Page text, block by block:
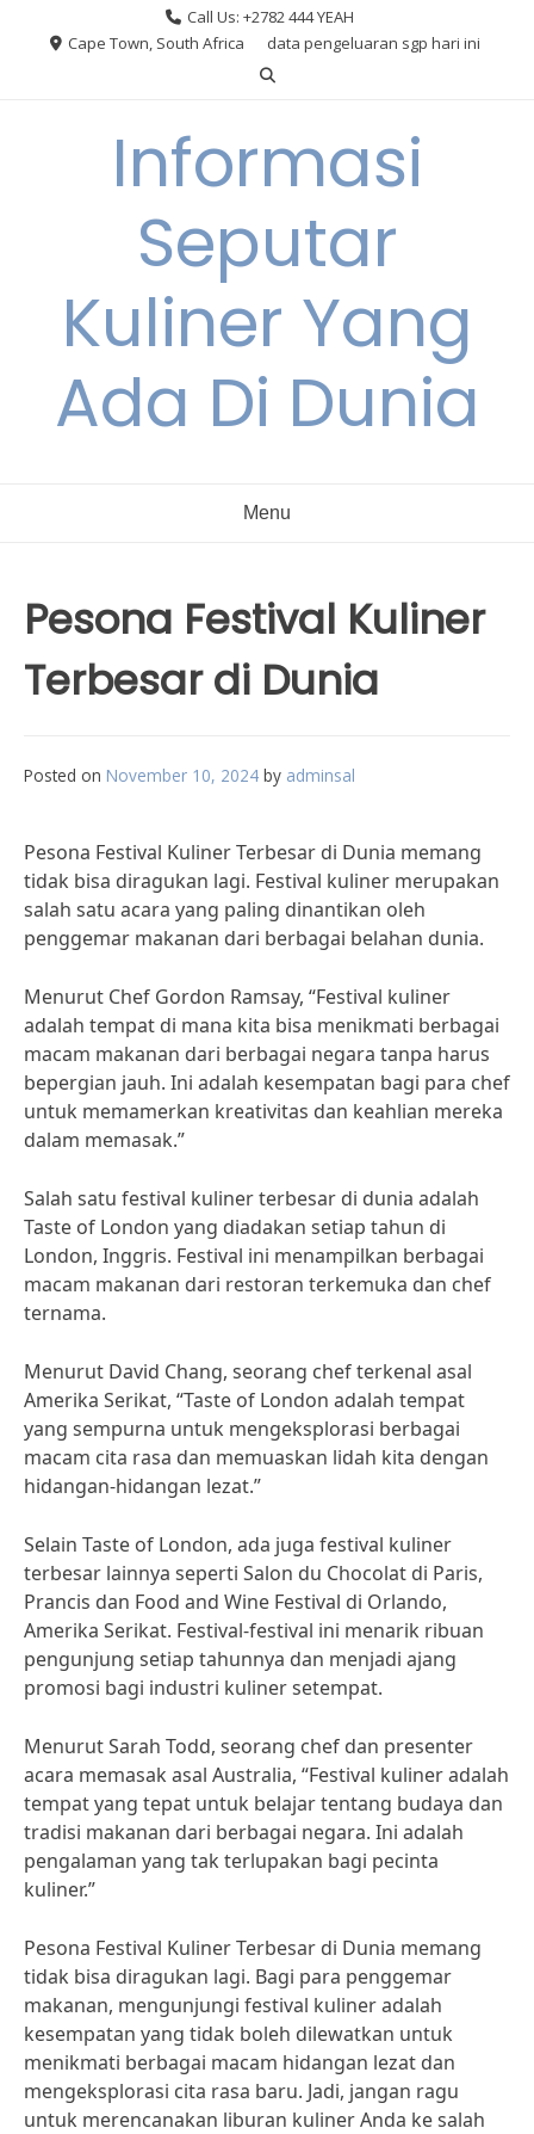
Call Us: +2782 444 YEAH
Cape Town, South Africa
data pengeluaran sgp hari ini
Informasi
Seputar
Kuliner Yang
Ada Di Dunia
Menu
Pesona Festival Kuliner
Terbesar di Dunia
Posted on November 10, 2024 by adminsal
Pesona Festival Kuliner Terbesar di Dunia memang
tidak bisa diragukan lagi. Festival kuliner merupakan
salah satu acara yang paling dinantikan oleh
penggemar makanan dari berbagai belahan dunia.
Menurut Chef Gordon Ramsay, “Festival kuliner
adalah tempat di mana kita bisa menikmati berbagai
macam makanan dari berbagai negara tanpa harus
bepergian jauh. Ini adalah kesempatan bagi para chef
untuk memamerkan kreativitas dan keahlian mereka
dalam memasak.”
Salah satu festival kuliner terbesar di dunia adalah
Taste of London yang diadakan setiap tahun di
London, Inggris. Festival ini menampilkan berbagai
macam makanan dari restoran terkemuka dan chef
ternama.
Menurut David Chang, seorang chef terkenal asal
Amerika Serikat, “Taste of London adalah tempat
yang sempurna untuk mengeksplorasi berbagai
macam cita rasa dan memuaskan lidah kita dengan
hidangan-hidangan lezat.”
Selain Taste of London, ada juga festival kuliner
terbesar lainnya seperti Salon du Chocolat di Paris,
Prancis dan Food and Wine Festival di Orlando,
Amerika Serikat. Festival-festival ini menarik ribuan
pengunjung setiap tahunnya dan menjadi ajang
promosi bagi industri kuliner setempat.
Menurut Sarah Todd, seorang chef dan presenter
acara memasak asal Australia, “Festival kuliner adalah
tempat yang tepat untuk belajar tentang budaya dan
tradisi makanan dari berbagai negara. Ini adalah
pengalaman yang tak terlupakan bagi pecinta
kuliner.”
Pesona Festival Kuliner Terbesar di Dunia memang
tidak bisa diragukan lagi. Bagi para penggemar
makanan, mengunjungi festival kuliner adalah
kesempatan yang tidak boleh dilewatkan untuk
menikmati berbagai macam hidangan lezat dan
mengeksplorasi cita rasa baru. Jadi, jangan ragu
untuk merencanakan liburan kuliner Anda ke salah